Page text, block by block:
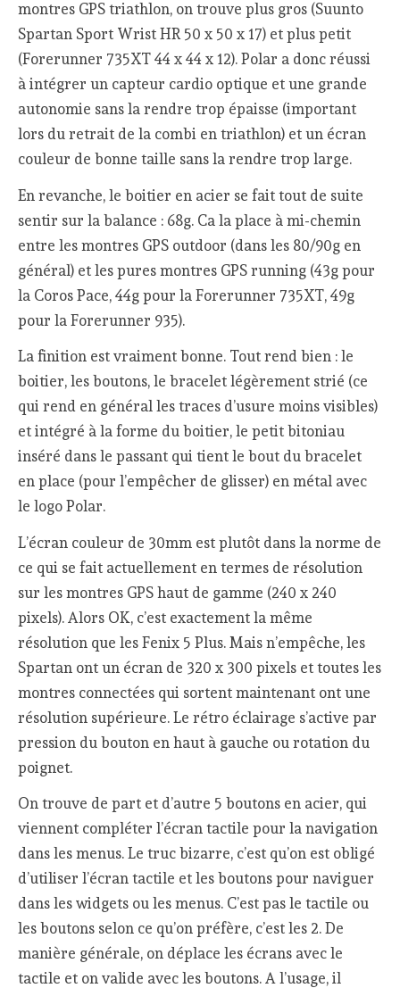
montres GPS triathlon, on trouve plus gros (Suunto
Spartan Sport Wrist HR 50 x 50 x 17) et plus petit
(Forerunner 735XT 44 x 44 x 12). Polar a donc réussi
à intégrer un capteur cardio optique et une grande
autonomie sans la rendre trop épaisse (important
lors du retrait de la combi en triathlon) et un écran
couleur de bonne taille sans la rendre trop large.
En revanche, le boitier en acier se fait tout de suite
sentir sur la balance : 68g. Ca la place à mi-chemin
entre les montres GPS outdoor (dans les 80/90g en
général) et les pures montres GPS running (43g pour
la Coros Pace, 44g pour la Forerunner 735XT, 49g
pour la Forerunner 935).
La finition est vraiment bonne. Tout rend bien : le
boitier, les boutons, le bracelet légèrement strié (ce
qui rend en général les traces d’usure moins visibles)
et intégré à la forme du boitier, le petit bitoniau
inséré dans le passant qui tient le bout du bracelet
en place (pour l’empêcher de glisser) en métal avec
le logo Polar.
L’écran couleur de 30mm est plutôt dans la norme de
ce qui se fait actuellement en termes de résolution
sur les montres GPS haut de gamme (240 x 240
pixels). Alors OK, c’est exactement la même
résolution que les Fenix 5 Plus. Mais n’empêche, les
Spartan ont un écran de 320 x 300 pixels et toutes les
montres connectées qui sortent maintenant ont une
résolution supérieure. Le rétro éclairage s’active par
pression du bouton en haut à gauche ou rotation du
poignet.
On trouve de part et d’autre 5 boutons en acier, qui
viennent compléter l’écran tactile pour la navigation
dans les menus. Le truc bizarre, c’est qu’on est obligé
d’utiliser l’écran tactile et les boutons pour naviguer
dans les widgets ou les menus. C’est pas le tactile ou
les boutons selon ce qu’on préfère, c’est les 2. De
manière générale, on déplace les écrans avec le
tactile et on valide avec les boutons. A l’usage, il